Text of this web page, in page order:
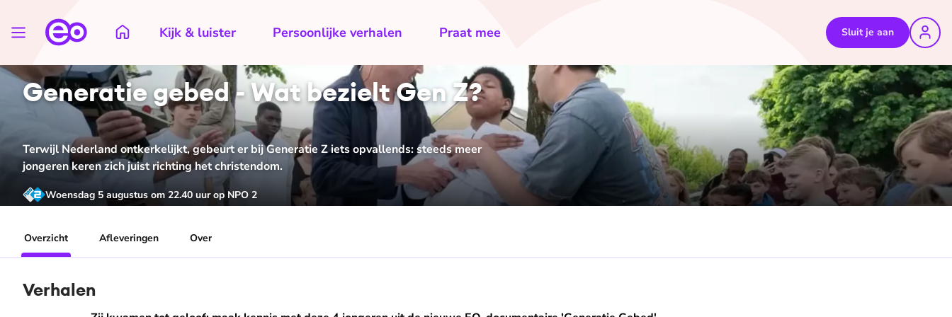
Kijk & luister Persoonlijke verhalen Praat mee Sluit je aan
Generatie gebed - Wat bezielt Gen Z?
Terwijl Nederland ontkerkelijkt, gebeurt er bij Generatie Z iets opvallends: steeds meer
jongeren keren zich juist richting het christendom.
Woensdag 5 augustus om 22.40 uur op NPO 2
Overzicht Afleveringen Over
Verhalen